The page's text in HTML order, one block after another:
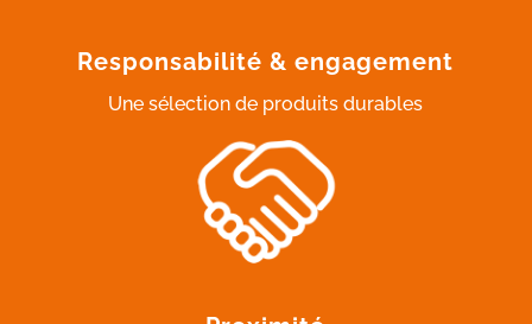
Responsabilité & engagement
Une sélection de produits durables